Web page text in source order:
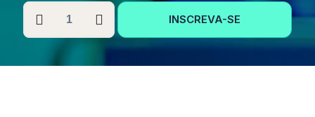
PÓS-
GRADUAÇÃO
EM
INSCREVA-SE